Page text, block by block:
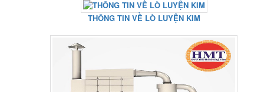
THÔNG TIN VỀ LÒ LUYỆN KIM